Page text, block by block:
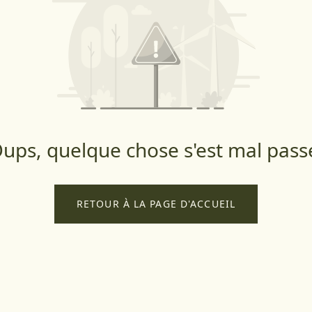
quelque chose s'est mal
RETOUR À LA PAGE D'ACCUEIL